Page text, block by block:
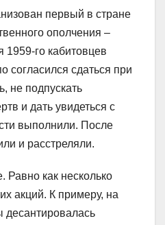
первый в стране
ополчения –
1959-го кабитовцев
согласился сдаться при
не подпускать
и дать увидеться с
выполнили. После
и расстреляли.
Равно как несколько
акций. К примеру, на
десантировалась